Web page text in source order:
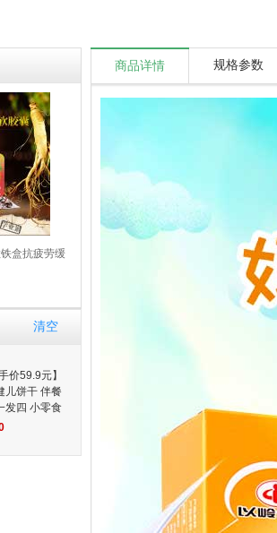
盒抗疲劳缓
清空
价59.9元】
儿饼干 伴餐
发四 小零食
商品详情 规格参数